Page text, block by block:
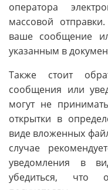
оператора
массовой
ваше сообщение
указанным в
Также стоит
сообщения или
могут не
открытки в
виде вложенных
случае
уведомления в
убедиться, что